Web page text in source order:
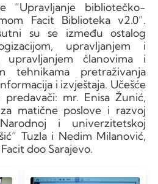
“Upravljanje bibliotečko-
Facit Biblioteka v2.0”.
su se između ostalog
upravljanjem i
upravljanjem članovima i
tehnikama pretraživanja
i izvještaja. Učešće
mr. Enisa Žunić,
matične poslove i razvoj
i univerzitetskoj
Tuzla i Nedim Milanović,
doo Sarajevo.